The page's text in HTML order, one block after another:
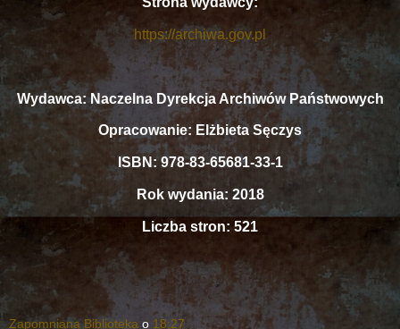
https://archiwa.gov.pl
Wydawca: Naczelna Dyrekcja Archiwów Państwowych
Opracowanie: Elżbieta Sęczys
ISBN: 978-83-65681-33-1
Rok wydania: 2018
Liczba stron: 521
Zapomniana Biblioteka o 18:27